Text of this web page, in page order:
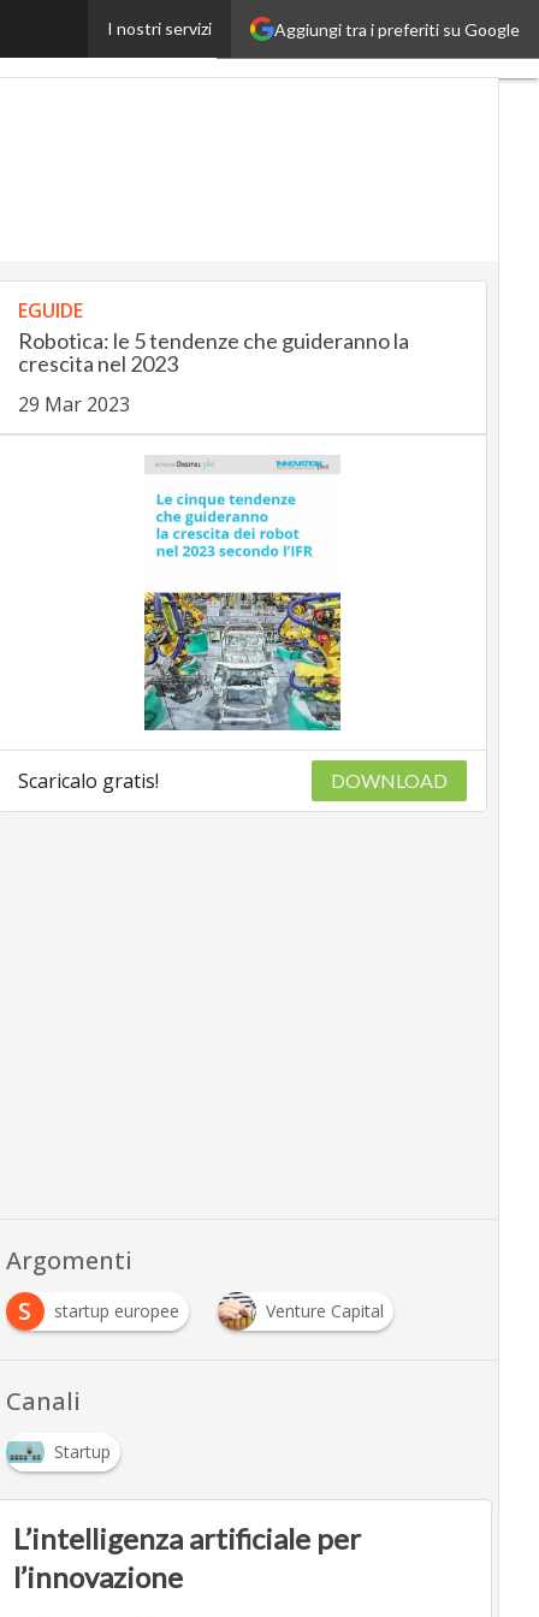
Aggiungi tra i preferiti su Google
I nostri servizi
da 100 miliardi”
Ultimi
articoli
SmartMobilityUp
Startup
EGUIDE
Robotica: le 5 tendenze che guideranno la
crescita nel 2023
29 Mar 2023
Scaricalo gratis! DOWNLOAD
Argomenti
S
startup europee Venture Capital
Canali
Startup
L’intelligenza artificiale per
l’innovazione